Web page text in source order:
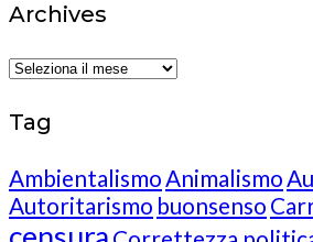
Archives
Archives
Tag
AmbientalismoAnimalismo
Autoritarismo buonsenso